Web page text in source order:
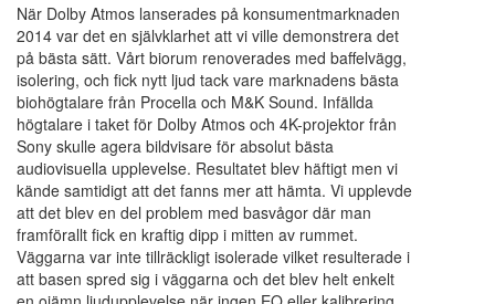
När Dolby Atmos lanserades på konsumentmarknaden
2014 var det en självklarhet att vi ville demonstrera det
på bästa sätt. Vårt biorum renoverades med baffelvägg,
isolering, och fick nytt ljud tack vare marknadens bästa
biohögtalare från Procella och M&K Sound. Infällda
högtalare i taket för Dolby Atmos och 4K-projektor från
Sony skulle agera bildvisare för absolut bästa
audiovisuella upplevelse. Resultatet blev häftigt men vi
kände samtidigt att det fanns mer att hämta. Vi upplevde
att det blev en del problem med basvågor där man
framförallt fick en kraftig dipp i mitten av rummet.
Väggarna var inte tillräckligt isolerade vilket resulterade i
att basen spred sig i väggarna och det blev helt enkelt